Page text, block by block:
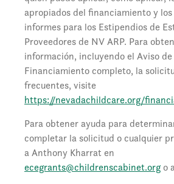
apropiados del financiamiento y
informes para los Estipendios de
Proveedores de NV ARP. Para
información, incluyendo el Aviso
Financiamiento completo, la
frecuentes, visite
https://nevadachildcare.org/
Para obtener ayuda para
completar la solicitud o cualquier
a Anthony Kharrat en
ecegrants@childrenscabinet.org o